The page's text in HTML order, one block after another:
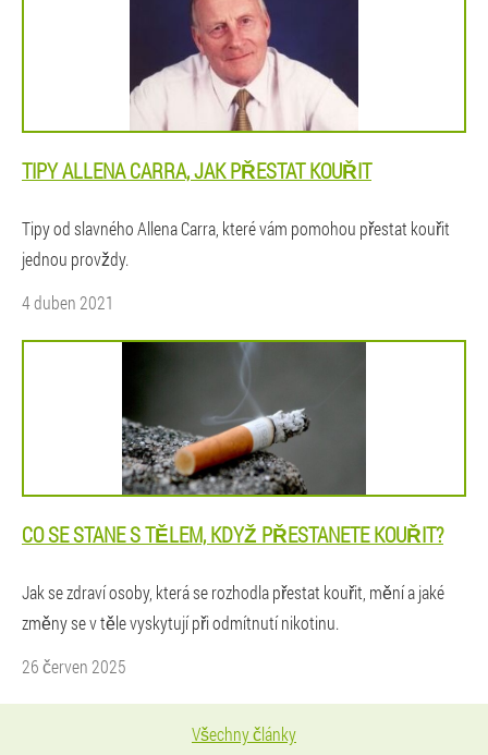
TIPY ALLENA CARRA, JAK PŘESTAT KOUŘIT
Tipy od slavného Allena Carra, které vám pomohou přestat kouřit
jednou provždy.
4 duben 2021
CO SE STANE S TĚLEM, KDYŽ PŘESTANETE KOUŘIT?
Jak se zdraví osoby, která se rozhodla přestat kouřit, mění a jaké
změny se v těle vyskytují při odmítnutí nikotinu.
26 červen 2025
Všechny články